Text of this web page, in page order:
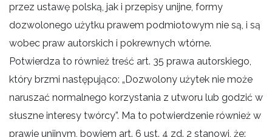
przez ustawę polską, jak i przepisy unijne, formy
dozwolonego użytku prawem podmiotowym nie są, i są
wobec praw autorskich i pokrewnych wtórne.
Potwierdza to również treść art. 35 prawa autorskiego,
który brzmi następująco: „Dozwolony użytek nie może
naruszać normalnego korzystania z utworu lub godzić w
słuszne interesy twórcy”. Ma to potwierdzenie również w
prawie unijnym, bowiem art. 6 ust. 4 zd. 2 stanowi, że: